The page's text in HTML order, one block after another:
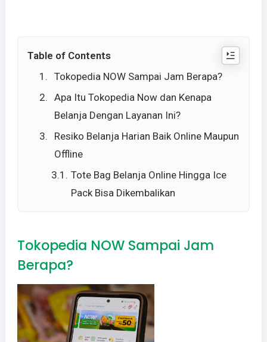
Table of Contents
Tokopedia NOW Sampai Jam Berapa?
Apa Itu Tokopedia Now dan Kenapa
Belanja Dengan Layanan Ini?
Resiko Belanja Harian Baik Online Maupun
Offline
Tote Bag Belanja Online Hingga Ice
Pack Bisa Dikembalikan
Tokopedia NOW Sampai Jam
Berapa?